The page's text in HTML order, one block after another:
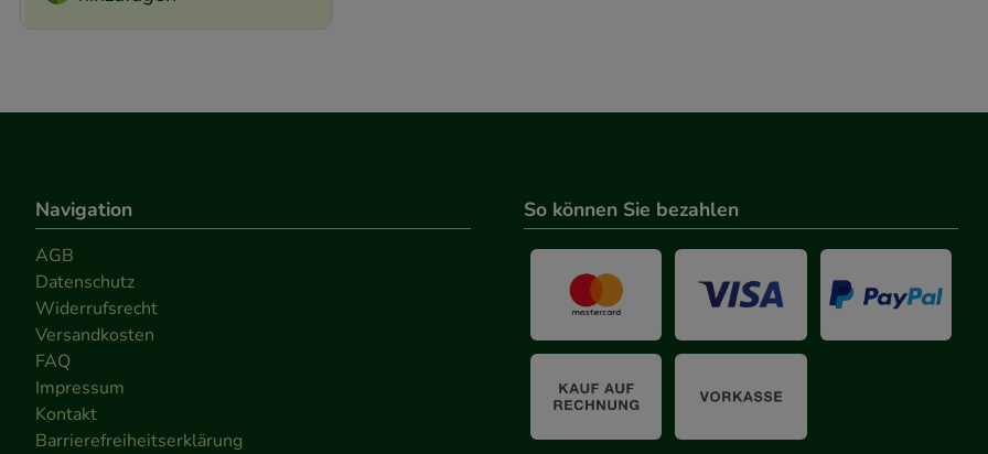
Navigation
AGB
Datenschutz
Widerrufsrecht
Versandkosten
FAQ
Impressum
Kontakt
Barrierefreiheitserklärung
So können Sie bezahlen